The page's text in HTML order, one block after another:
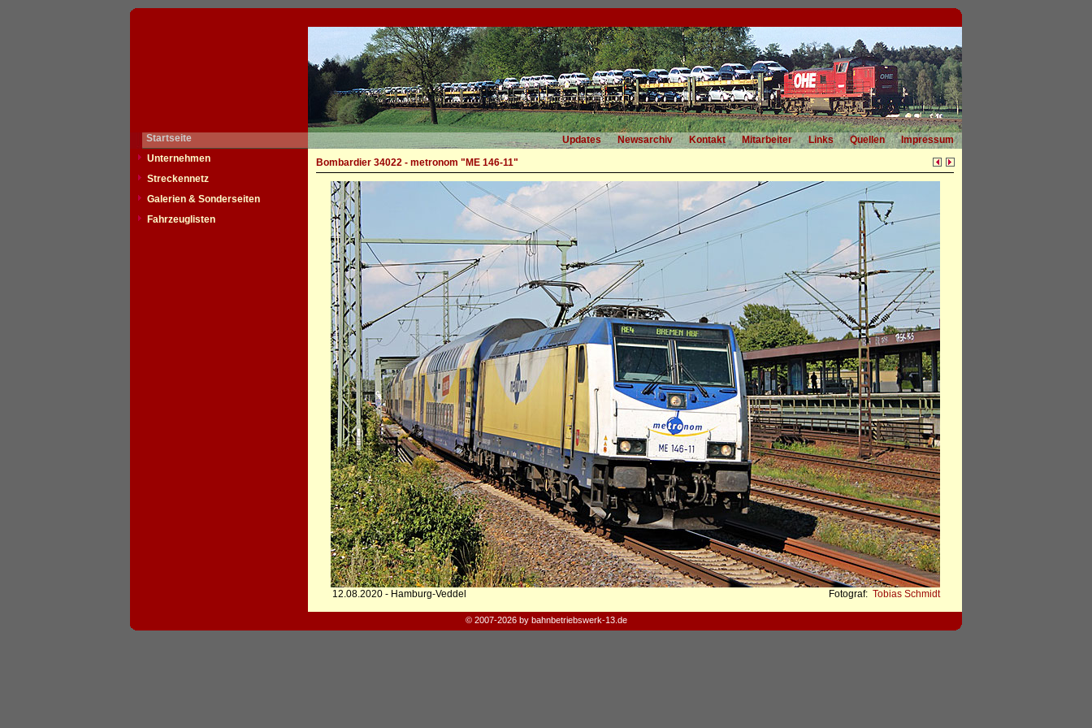
Startseite Updates Newsarchiv Kontakt Mitarbeiter Links Quellen
Impressum
Unternehmen
Streckennetz
Galerien & Sonderseiten
Fahrzeuglisten
Bombardier 34022 - metronom "ME 146-11"
12.08.2020 - Hamburg-Veddel Fotograf: Tobias Schmidt
© 2007-2026 by bahnbetriebswerk-13.de